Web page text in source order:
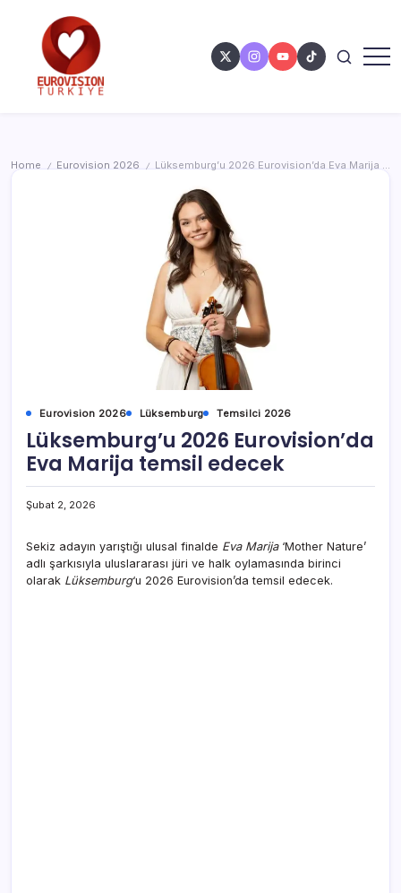
Home / Eurovision 2026 / Lüksemburg’u 2026 Eurovision’da Eva Marija temsil edecek
Eurovision 2026 Lüksemburg Temsilci 2026
Lüksemburg’u 2026 Eurovision’da
Eva Marija temsil edecek
Şubat 2, 2026
Sekiz adayın yarıştığı ulusal finalde Eva Marija‘Mother Nature’
adlı şarkısıyla uluslararası jüri ve halk oylamasında birinci
olarak Lüksemburg‘u 2026 Eurovision’da temsil edecek.